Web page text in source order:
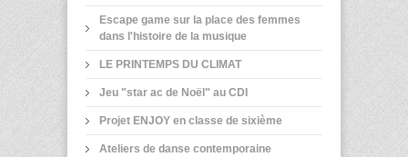
Escape game sur la place des femmes
dans l'histoire de la musique
LE PRINTEMPS DU CLIMAT
Jeu "star ac de Noël" au CDI
Projet ENJOY en classe de sixième
Ateliers de danse contemporaine